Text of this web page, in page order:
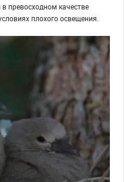
превосходном качестве
плохого освещения.